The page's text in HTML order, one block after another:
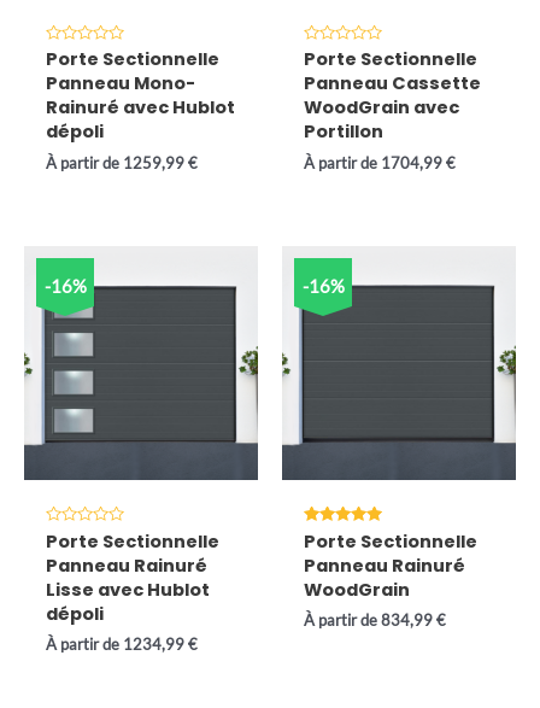
Note
0
sur
Porte Sectionnelle
Panneau Mono-
Rainuré avec Hublot
dépoli
À partir de 1259,99€
Note
0
sur
Porte Sectionnelle
Panneau Cassette
WoodGrain avec
Portillon
À partir de 1704,99€
-16%
Note
0
sur
Porte Sectionnelle
Panneau Rainuré
Lisse avec Hublot
dépoli
À partir de 1234,99€
-16%
Note
5.00
sur 5
Porte Sectionnelle
Panneau Rainuré
WoodGrain
À partir de834,99€